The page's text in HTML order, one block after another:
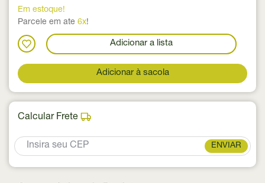
Em estoque!
Parcele em ate 6x!
Adicionar a lista
Adicionar à sacola
Calcular Frete
ENVIAR